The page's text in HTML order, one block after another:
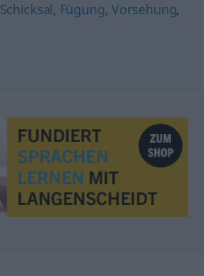
Schicksal, Fügung, Vorsehung,